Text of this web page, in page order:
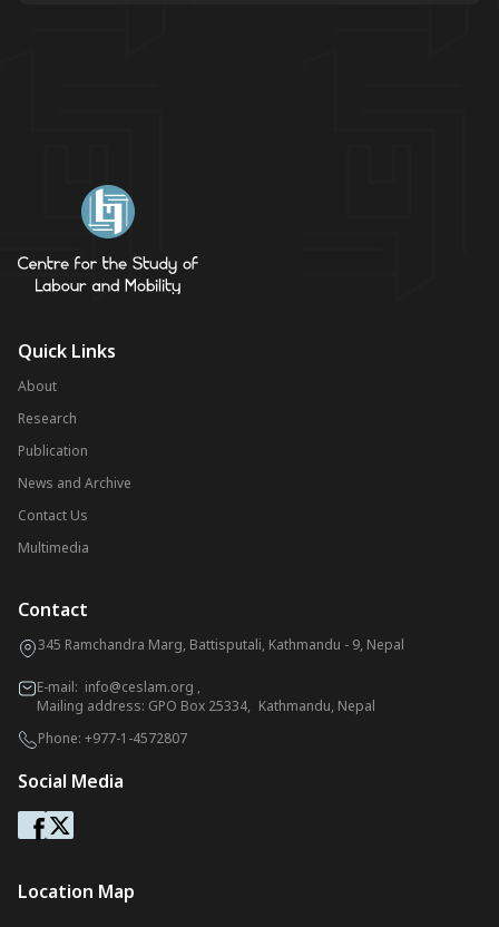
Quick Links
About
Research
Publication
News and Archive
Contact Us
Multimedia
Contact
345 Ramchandra Marg, Battisputali, Kathmandu - 9, Nepal
E-mail: info@ceslam.org ,
Mailing address: GPO Box 25334, Kathmandu, Nepal
Phone: +977-1-4572807
Social Media
Location Map